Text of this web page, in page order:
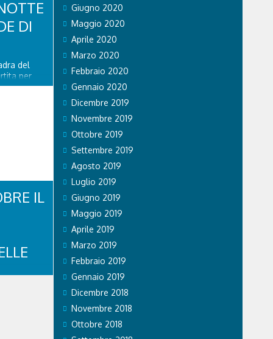
DI
del
per
di
era
un
IL
Giugno 2020
Maggio 2020
Aprile 2020
Marzo 2020
Febbraio 2020
Gennaio 2020
Dicembre 2019
Novembre 2019
Ottobre 2019
Settembre 2019
Agosto 2019
Luglio 2019
Giugno 2019
Maggio 2019
Aprile 2019
Marzo 2019
Febbraio 2019
Gennaio 2019
Dicembre 2018
Novembre 2018
Ottobre 2018